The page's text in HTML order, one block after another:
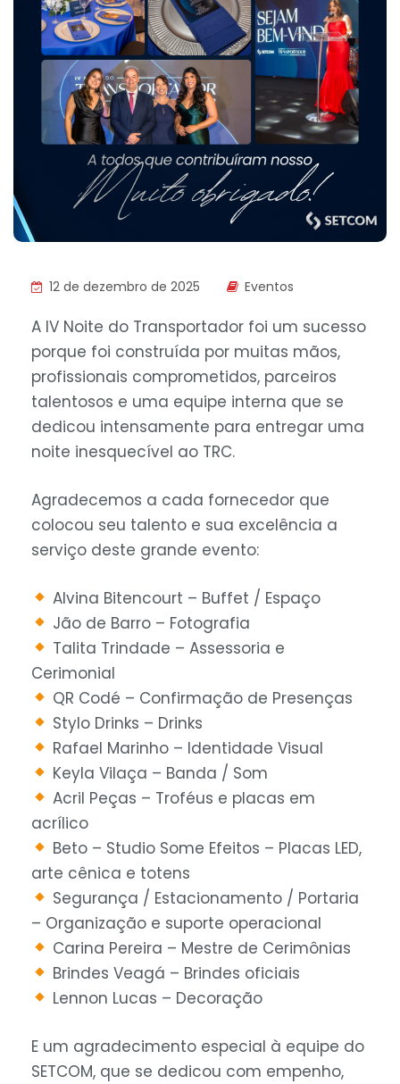
12 de dezembro de 2025 Eventos
A IV Noite do Transportador foi um sucesso
porque foi construída por muitas mãos,
profissionais comprometidos, parceiros
talentosos e uma equipe interna que se
dedicou intensamente para entregar uma
noite inesquecível ao TRC.
Agradecemos a cada fornecedor que
colocou seu talento e sua excelência a
serviço deste grande evento:
Alvina Bitencourt – Buffet / Espaço
Jão de Barro – Fotografia
Talita Trindade – Assessoria e
Cerimonial
QR Codé – Confirmação de Presenças
Stylo Drinks – Drinks
Rafael Marinho – Identidade Visual
Keyla Vilaça – Banda / Som
Acril Peças – Troféus e placas em
acrílico
Beto – Studio Some Efeitos – Placas LED,
arte cênica e totens
Segurança / Estacionamento / Portaria
– Organização e suporte operacional
Carina Pereira – Mestre de Cerimônias
Brindes Veagá – Brindes oficiais
Lennon Lucas – Decoração
E um agradecimento especial à equipe do
SETCOM, que se dedicou com empenho,